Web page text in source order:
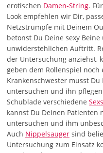
erotischen Damen-String.
Look empfehlen wir Dir,
Netzstrümpfe mit Deinem
betonst Du Deine sexy
unwiderstehlichen Auftritt.
der Untersuchung anziehst,
geben dem Rollenspiel noch
Krankenschwester musst
untersuchen und ihn
Schublade verschiedene
kannst Du Deinen Patienten
untersuchen und ihm
Auch Nippelsauger sind
Untersuchung zum Einsatz